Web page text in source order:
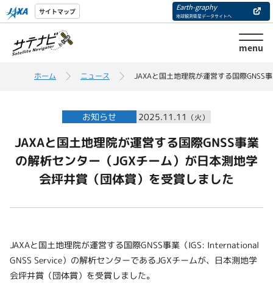
サイトマップ Earth-graphy
地球観測衛星データサイトへ
menu
ホーム ニュース JAXAと国土地理院が運営する国際GNSS
お知らせ 2025.11.11 （火）
JAXAと国土地理院が運営する国際GNSS事業
の解析センター（JGXチーム）が日本測地学
会坪井賞（団体賞）を受賞しました
JAXAと国土地理院が運営する国際GNSS事業（IGS: International
GNSS Service）の解析センターであるJGXチームが、日本測地学
会坪井賞（団体賞）を受賞しました。